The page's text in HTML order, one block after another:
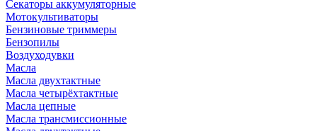
Секаторы аккумуляторные
Мотокультиваторы
Бензиновые триммеры
Бензопилы
Воздуходувки
Масла
Масла двухтактные
Масла четырёхтактные
Масла цепные
Масла трансмиссионные